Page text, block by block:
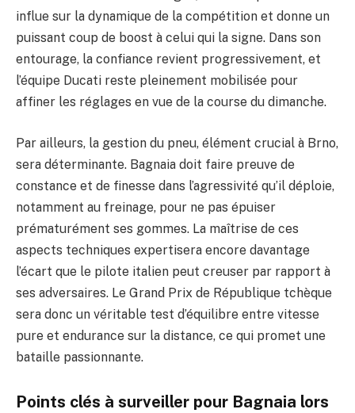
influe sur la dynamique de la compétition et donne un
puissant coup de boost à celui qui la signe. Dans son
entourage, la confiance revient progressivement, et
l’équipe Ducati reste pleinement mobilisée pour
affiner les réglages en vue de la course du dimanche.
Par ailleurs, la gestion du pneu, élément crucial à Brno,
sera déterminante. Bagnaia doit faire preuve de
constance et de finesse dans l’agressivité qu’il déploie,
notamment au freinage, pour ne pas épuiser
prématurément ses gommes. La maîtrise de ces
aspects techniques expertisera encore davantage
l’écart que le pilote italien peut creuser par rapport à
ses adversaires. Le Grand Prix de République tchèque
sera donc un véritable test d’équilibre entre vitesse
pure et endurance sur la distance, ce qui promet une
bataille passionnante.
Points clés à surveiller pour Bagnaia lors